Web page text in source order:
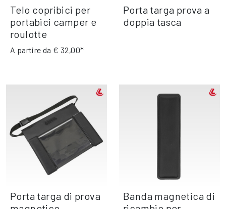
Telo copribici per
portabici camper e
roulotte
A partire da € 32,00*
Porta targa prova a
doppia tasca
Porta targa di prova
Banda magnetica di